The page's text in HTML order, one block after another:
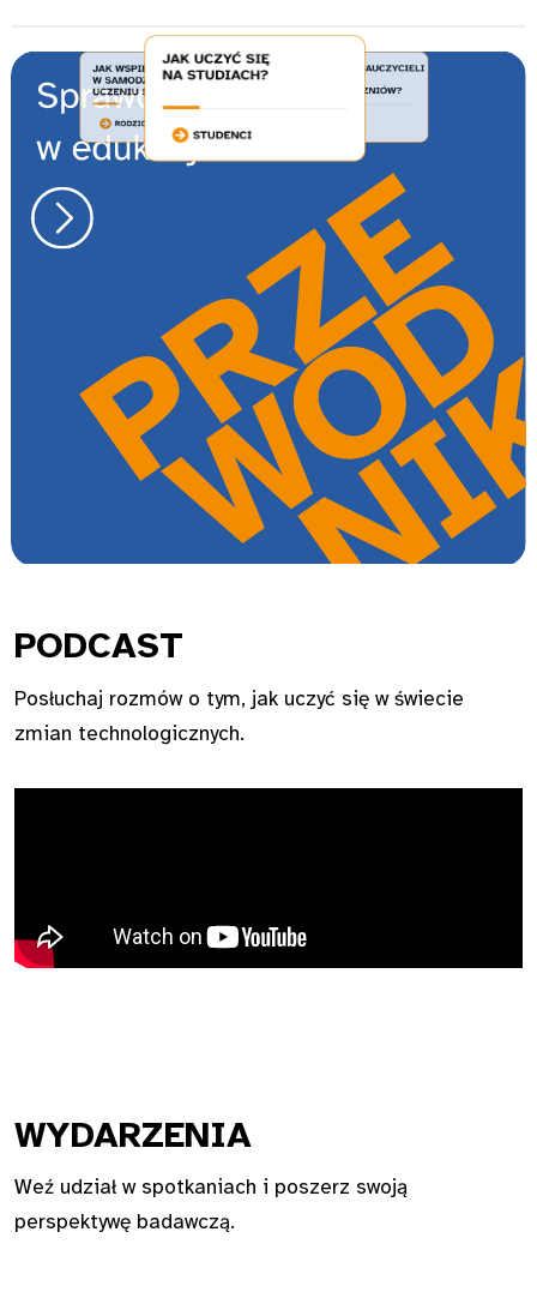
PODCAST
Posłuchaj rozmów o tym, jak uczyć się w świecie
zmian technologicznych.
WYDARZENIA
Weź udział w spotkaniach i poszerz swoją
perspektywę badawczą.